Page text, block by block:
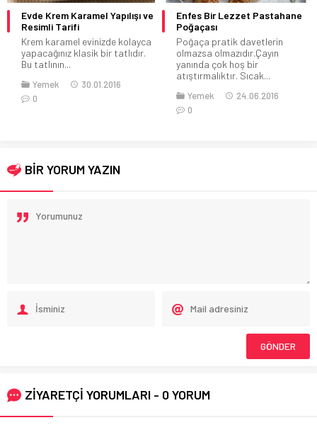
Enfes Bir Lezzet Pastahane
Poğaçası
Poğaça pratik davetlerin
olmazsa olmazıdır.Çayın
yanında çok hoş bir
Yemek
Hindistan Cevizli Leziz Havuç
Topları Malzemeleri ve Tarifi
Hindistan cevizi havuç toplarını
yiyenlerin kesinlikle içinde havuç
olduğunu anlamayacakları...
Yemek
3
BİR YORUM YAZIN
ZİYARETÇİ YORUMLARI - 0 YORUM